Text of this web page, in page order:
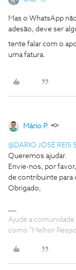
Mas o WhatsApp
adesão, deve ser
tente falar com o
uma fatura.
Mário P.
@DARIO JOSÉ REIS
Queremos ajudar.
Envie-nos, por
de contribuinte para
Obrigado,
Ajude a
como "Melhor